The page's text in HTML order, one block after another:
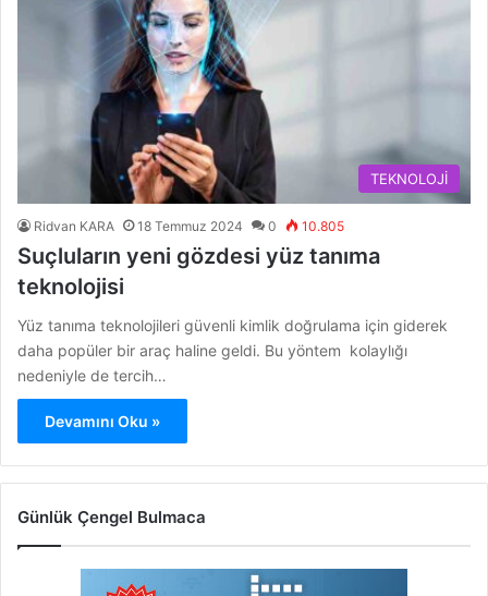
TEKNOLOJİ
Ridvan KARA 18 Temmuz 2024 0 10.805
Suçluların yeni gözdesi yüz tanıma
teknolojisi
Yüz tanıma teknolojileri güvenli kimlik doğrulama için giderek
daha popüler bir araç haline geldi. Bu yöntem kolaylığı
nedeniyle de tercih…
Devamını Oku »
Günlük Çengel Bulmaca